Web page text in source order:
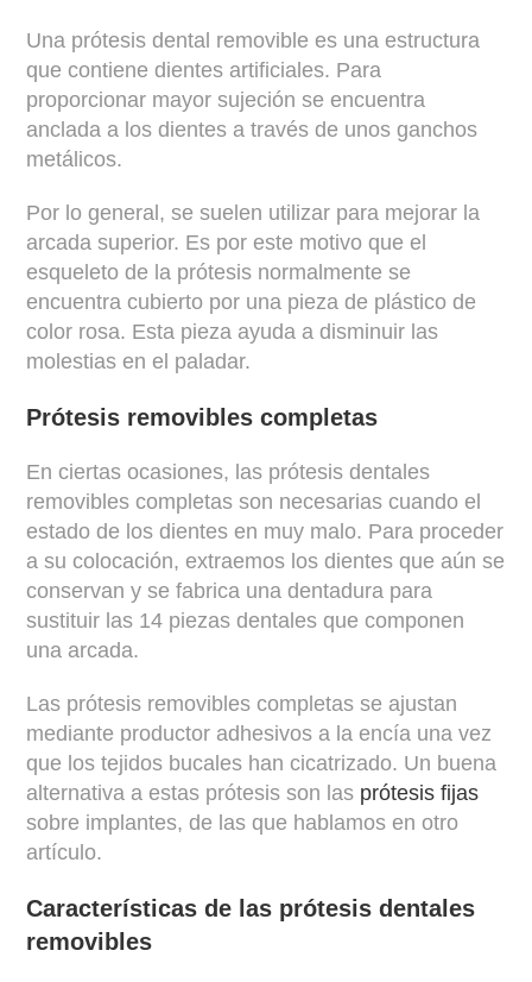
Una prótesis dental removible es una estructura
que contiene dientes artificiales. Para
proporcionar mayor sujeción se encuentra
anclada a los dientes a través de unos ganchos
metálicos.
Por lo general, se suelen utilizar para mejorar la
arcada superior. Es por este motivo que el
esqueleto de la prótesis normalmente se
encuentra cubierto por una pieza de plástico de
color rosa. Esta pieza ayuda a disminuir las
molestias en el paladar.
Prótesis removibles completas
En ciertas ocasiones, las prótesis dentales
removibles completas son necesarias cuando el
estado de los dientes en muy malo. Para proceder
a su colocación, extraemos los dientes que aún se
conservan y se fabrica una dentadura para
sustituir las 14 piezas dentales que componen
una arcada.
Las prótesis removibles completas se ajustan
mediante productor adhesivos a la encía una vez
que los tejidos bucales han cicatrizado. Un buena
alternativa a estas prótesis son las prótesis fijas
sobre implantes, de las que hablamos en otro
artículo.
Características de las prótesis dentales
removibles